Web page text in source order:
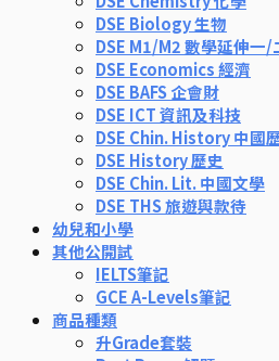
DSE Biology 生物
DSE M1/M2 數學延伸一/
DSE Economics 經濟
DSE BAFS 企會財
DSE ICT 資訊及科技
DSE Chin. History 中國
DSE History 歷史
DSE Chin. Lit. 中國文學
DSE THS 旅遊與款待
幼兒和小學
其他公開試
IELTS筆記
GCE A-Levels筆記
商品種類
升Grade套裝